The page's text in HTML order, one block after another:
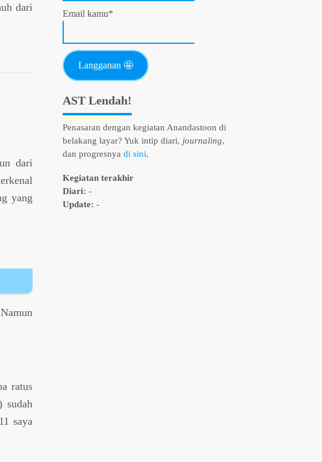
dari
dari
yang
ratus
sudah
saya
Email kamu*
AST Lendah!
Penasaran dengan kegiatan Anandastoon di
belakang layar? Yuk intip diari, journaling,
dan progresnyadi sini.
Kegiatan terakhir
Diari:-
Update:-